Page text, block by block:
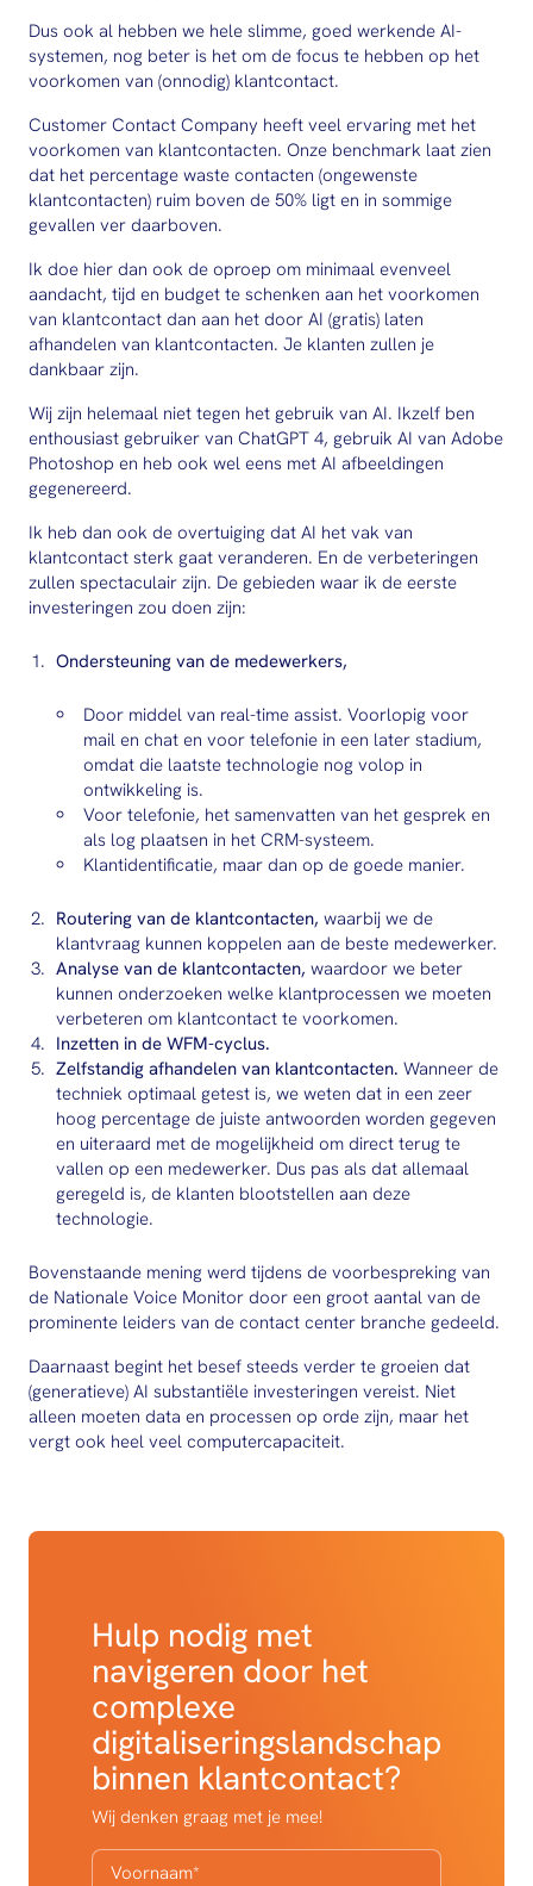
Dus ook al hebben we hele slimme, goed werkende AI-
systemen, nog beter is het om de focus te hebben op het
voorkomen van (onnodig) klantcontact.
Customer Contact Company heeft veel ervaring met het
voorkomen van klantcontacten. Onze benchmark laat zien
dat het percentage waste contacten (ongewenste
klantcontacten) ruim boven de 50% ligt en in sommige
gevallen ver daarboven.
Ik doe hier dan ook de oproep om minimaal evenveel
aandacht, tijd en budget te schenken aan het voorkomen
van klantcontact dan aan het door AI (gratis) laten
afhandelen van klantcontacten. Je klanten zullen je
dankbaar zijn.
Wij zijn helemaal niet tegen het gebruik van AI. Ikzelf ben
enthousiast gebruiker van ChatGPT 4, gebruik AI van Adobe
Photoshop en heb ook wel eens met AI afbeeldingen
gegenereerd.
Ik heb dan ook de overtuiging dat AI het vak van
klantcontact sterk gaat veranderen. En de verbeteringen
zullen spectaculair zijn. De gebieden waar ik de eerste
investeringen zou doen zijn:
Ondersteuning van de medewerkers,
Door middel van real-time assist. Voorlopig voor
mail en chat en voor telefonie in een later stadium,
omdat die laatste technologie nog volop in
ontwikkeling is.
Voor telefonie, het samenvatten van het gesprek en
als log plaatsen in het CRM-systeem.
Klantidentificatie, maar dan op de goede manier.
Routering van de klantcontacten, waarbij we de
klantvraag kunnen koppelen aan de beste medewerker.
Analyse van de klantcontacten, waardoor we beter
kunnen onderzoeken welke klantprocessen we moeten
verbeteren om klantcontact te voorkomen.
Inzetten in de WFM-cyclus.
Zelfstandig afhandelen van klantcontacten. Wanneer de
techniek optimaal getest is, we weten dat in een zeer
hoog percentage de juiste antwoorden worden gegeven
en uiteraard met de mogelijkheid om direct terug te
vallen op een medewerker. Dus pas als dat allemaal
geregeld is, de klanten blootstellen aan deze
technologie.
Bovenstaande mening werd tijdens de voorbespreking van
de Nationale Voice Monitor door een groot aantal van de
prominente leiders van de contact center branche gedeeld.
Daarnaast begint het besef steeds verder te groeien dat
(generatieve) AI substantiële investeringen vereist. Niet
alleen moeten data en processen op orde zijn, maar het
vergt ook heel veel computercapaciteit.
Hulp nodig met
navigeren door het
complexe
digitaliseringslandschap
binnen klantcontact?
Wij denken graag met je mee!
Voornaam*